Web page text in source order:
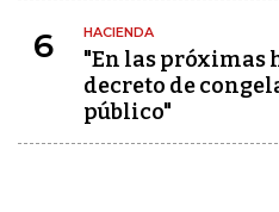
6 HACIENDA
"En las próximas
decreto de
público"